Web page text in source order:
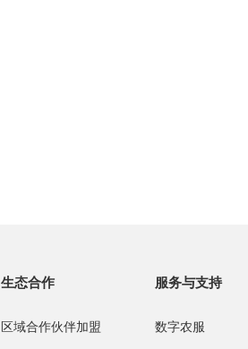
生态合作
区域合作伙伴加盟
服务与支持
数字农服